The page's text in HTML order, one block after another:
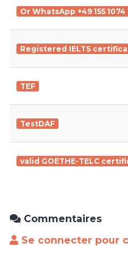
Or WhatsApp +49 155
Registered IELTS
TEF
TestDAF
valid GOETHE-TELC
Commentaires
Se connecter pour